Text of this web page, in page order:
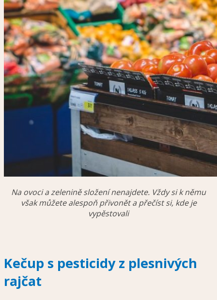
Na ovoci a zelenině složení nenajdete. Vždy si k němu
však můžete alespoň přivonět a přečíst si, kde je
vypěstovali
Kečup s pesticidy z plesnivých
rajčat